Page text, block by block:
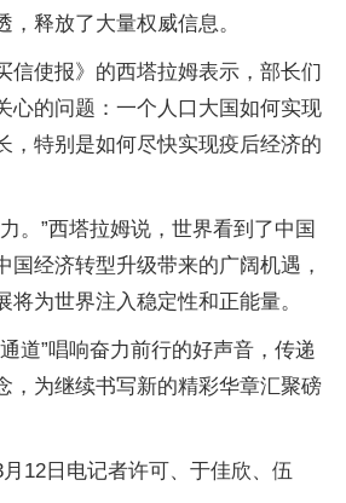
，释放了大量权威信息。
信使报》的西塔拉姆表示，部长们
心的问题：一个人口大国如何实现
，特别是如何尽快实现疫后经济的
。”西塔拉姆说，世界看到了中国
国经济转型升级带来的广阔机遇，
将为世界注入稳定性和正能量。
道”唱响奋力前行的好声音，传递
，为继续书写新的精彩华章汇聚磅
月12日电记者许可、于佳欣、伍